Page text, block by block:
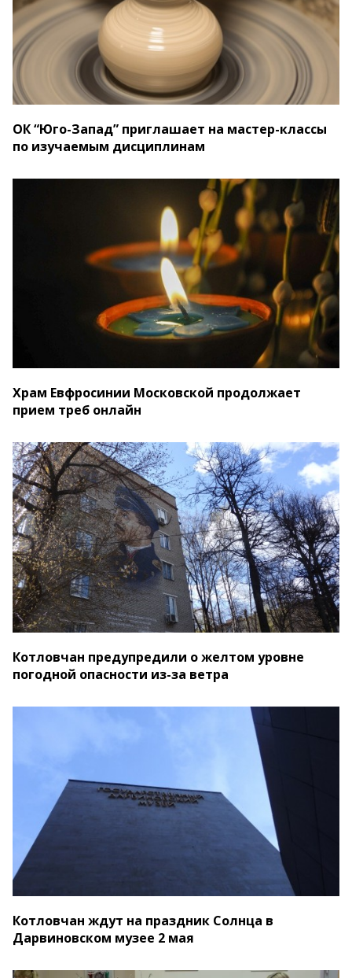
ОК “Юго-Запад” приглашает на мастер-классы
по изучаемым дисциплинам
Храм Евфросинии Московской продолжает
прием треб онлайн
Котловчан предупредили о желтом уровне
погодной опасности из-за ветра
Котловчан ждут на праздник Солнца в
Дарвиновском музее 2 мая